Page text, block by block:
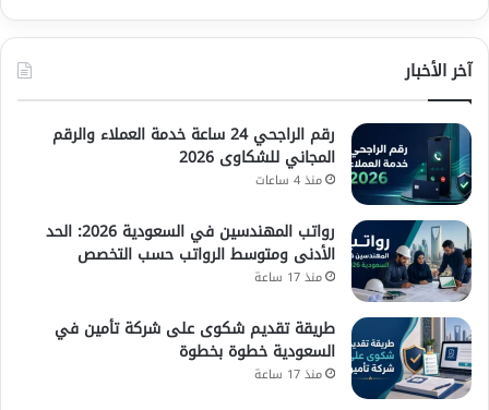
آخر الأخبار
رقم الراجحي 24 ساعة خدمة العملاء والرقم
المجاني للشكاوى 2026
منذ 4 ساعات
رواتب المهندسين في السعودية 2026: الحد
الأدنى ومتوسط الرواتب حسب التخصص
منذ 17 ساعة
طريقة تقديم شكوى على شركة تأمين في
السعودية خطوة بخطوة
منذ 17 ساعة